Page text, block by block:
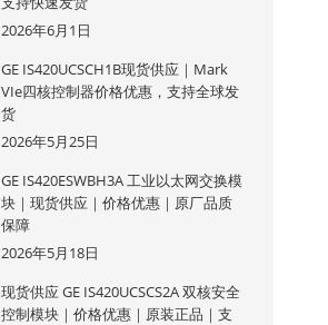
2026年6月1日
GE IS420UCSCH1B现货供应｜Mark
VIe四核控制器价格优惠，支持全球发
货
2026年5月25日
GE IS420ESWBH3A 工业以太网交换模
块｜现货供应｜价格优惠｜原厂品质
保障
2026年5月18日
现货供应 GE IS420UCSCS2A 双核安全
控制模块｜价格优惠｜原装正品｜支